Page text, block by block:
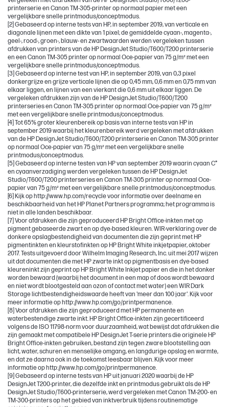
printerserie en Canon TM-305-printer op normaal papier met een
vergelijkbare snelle printmodus/conceptmodus.
[2] Gebaseerd op interne tests van HP, in september 2019, van verticale en
diagonale lijnen met een dikte van 1 pixel; de gemiddelde cyaan-, magenta-,
geel-, rood-, groen-, blauw- en zwartwaarden werden vergeleken tussen
afdrukken van printers van de HP DesignJet Studio/T600/T200 printerserie
en een Canon TM-305 printer op normaal Oce-papier van 75 g/m² met een
vergelijkbare snelle printmodus/conceptmodus.
[3] Gebaseerd op interne test van HP, in september 2019, van 0,3 pixel
donkergrijze en grijze verticale lijnen die op 0,45 mm, 0,6 mm en 0,75 mm van
elkaar liggen, en lijnen van een vierkant die 0,6 mm uit elkaar liggen. De
vergeleken afdrukken zijn van de HP DesignJet Studio/T600/T200
printerseries en Canon TM-305 printer op normaal Oce-papier van 75 g/m²
met een vergelijkbare snelle printmodus/conceptmodus.
[4] Tot 65% groter kleurenbereik op basis van interne tests van HP in
september 2019 waarbij het kleurenbereik werd vergeleken met afdrukken
van de HP DesignJet Studio/T600/T200 printerserie en Canon TM-305 printer
op normaal Oce-papier van 75 g/m² met een vergelijkbare snelle
printmodus/conceptmodus.
[5] Gebaseerd op interne testen van HP van september 2019 waarin cyaan C*
en cyaanverzadiging werden vergeleken tussen de HP DesignJet
Studio/T600/T200 printerseries en Canon TM-305 printer op normaal Oce-
papier van 75 g/m² met een vergelijkbare snelle printmodus/conceptmodus.
[6] Kijk op http://www.hp.com/recycle voor informatie over deelname en
beschikbaarheid van het HP Planet Partners programma; het programma is
niet in alle landen beschikbaar.
[7] Voor afdrukken die zijn geproduceerd HP Bright Office-inkten met op
pigment gebaseerde zwart en op dye-based kleuren. WIR-verklaring over de
donkere opslagbestendigheid van documenten die zijn geprint met HP
pigmentinkten en kleurstofinkten op HP Bright White inkjetpapier, oktober
2017. Tests uitgevoerd door Wilhelm Imaging Research, Inc. uit mei 2017 wijzen
uit dat documenten die met HP zwarte inkt op pigmentbasis en dye-based
kleureninkt zijn geprint op HP Bright White Inkjet papier en die in het donker
worden bewaard (waarbij het document in een map of doos wordt bewaard
en niet wordt blootgesteld aan ozon of contact met water) een WIR Dark
Storage lichtbestendigheidswaarde heeft van 'meer dan 100 jaar'. Kijk voor
meer informatie op http://www.hp.com/go/printpermanence.
[8] Voor afdrukken die zijn geproduceerd met HP permanente en
waterbestendige zwarte inkt. HP Bright Office-inkten zijn gecertificeerd
volgens de ISO 11798-norm voor duurzaamheid, wat bewijst dat afdrukken die
zijn gemaakt met compatibele HP DesignJet T-serie printers die originele HP
Bright Office-inkten gebruiken, bestand zijn tegen zware blootstelling aan
licht, water, schuren en menselijke omgang, en langdurige opslag en warmte,
en dat ze daarna ook in de toekomst leesbaar blijven. Kijk voor meer
informatie op http://www.hp.com/go/printpermanence.
[9] Gebaseerd op interne tests van HP uit januari 2020 waarbij de HP
DesignJet T200-printer, die dezelfde inkt en printmodus gebruikt als de HP
DesignJet Studio/T600-printerserie, werd vergeleken met Canon TM-200- en
TM-300-printers op het gebied van inktverbruik tijdens routinematige